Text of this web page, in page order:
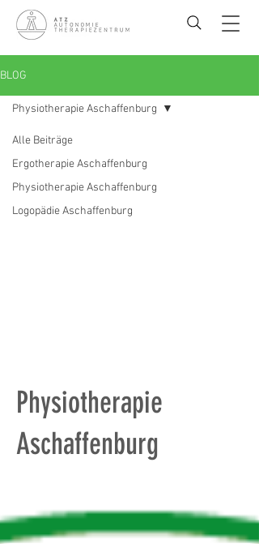
BLOG
Alle Beiträge
Ergotherapie Aschaffenburg
Physiotherapie Aschaffenburg
Logopädie Aschaffenburg
Physiotherapie Aschaffenburg
Physiotherapie
Aschaffenburg